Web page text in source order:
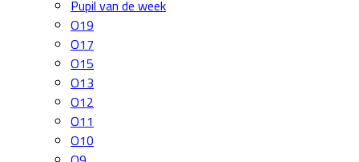
Pupil van de week
O19
O17
O15
O13
O12
O11
O10